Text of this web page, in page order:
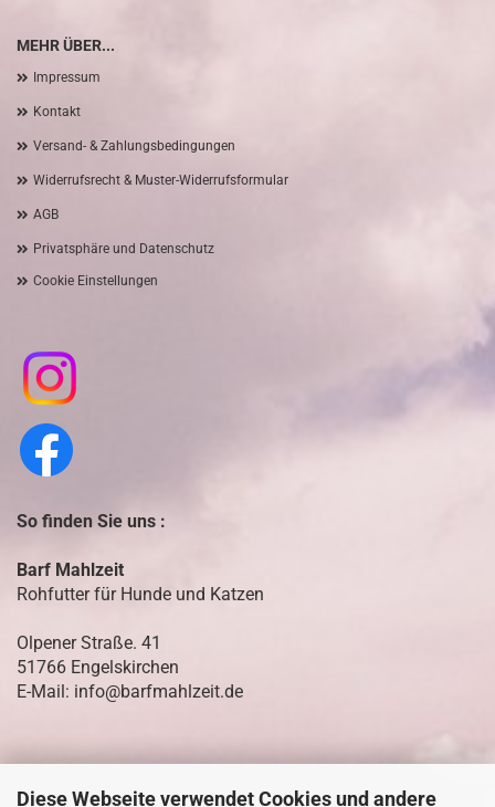
Diese Webseite verwendet Cookies und andere
MEHR ÜBER...
Impressum
Kontakt
Versand- & Zahlungsbedingungen
Widerrufsrecht & Muster-Widerrufsformular
AGB
Privatsphäre und Datenschutz
Cookie Einstellungen
So finden Sie uns :
Barf Mahlzeit
Rohfutter für Hunde und Katzen
Olpener Straße. 41
51766 Engelskirchen
E-Mail: info@barfmahlzeit.de